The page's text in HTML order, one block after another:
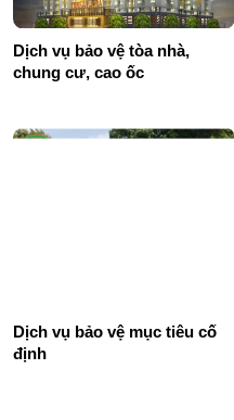
Dịch vụ bảo vệ tòa nhà,
chung cư, cao ốc
Dịch vụ bảo vệ mục tiêu cố
định